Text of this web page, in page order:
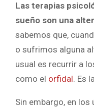
Las terapias
sueño son una
sabemos que,
o sufrimos alguna
usual es recurrir a
como el orfidal. Es
Sin embargo, en